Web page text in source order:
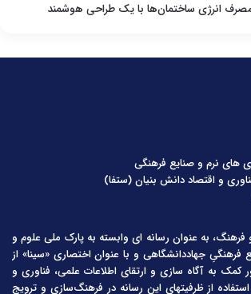
های نرم و صنایع فرهنگی
و اقتصاد دانش بنیان (ستفا)
فرهنگ، به عنوان رسانه ای وابسته به پارک ملی علوم و
فرهنگیِ جهاددانشگاهی و با عنوان اختصاری «سینا» از
به منظور کمک به آگاه سازی و ارتقای اطلاعات علمی، فناوری و
از ظرفیتهای این رسانه در فرهنگ‌سازی و ترویج